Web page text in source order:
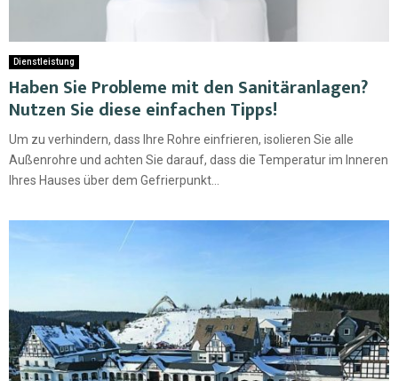
Dienstleistung
Haben Sie Probleme mit den Sanitäranlagen?
Nutzen Sie diese einfachen Tipps!
Um zu verhindern, dass Ihre Rohre einfrieren, isolieren Sie alle
Außenrohre und achten Sie darauf, dass die Temperatur im Inneren
Ihres Hauses über dem Gefrierpunkt...